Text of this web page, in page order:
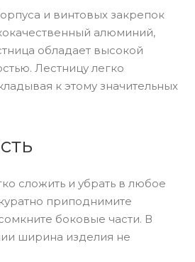
и винтовых закрепок
алюминий,
обладает высокой
Лестницу легко
к этому значительных
сложить и убрать в любое
приподнимите
боковые части. В
ширина изделия не